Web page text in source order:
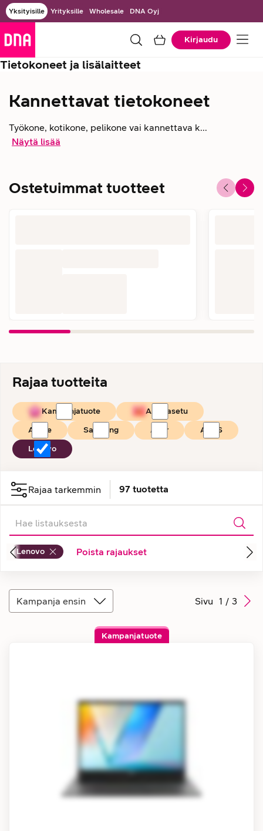
Yksityisille Yrityksille Wholesale DNA Oyj
Kirjaudu
Tietokoneet ja lisälaitteet
Kannettavat tietokoneet
Työkone, kotikone, pelikone vai kannettava k...
Näytä lisää
Ostetuimmat tuotteet
Rajaa tuotteita
Kampanjatuote
Asiakasetu
Apple
Samsung Acer
ASUS
Lenovo
Rajaa tarkemmin 97 tuotetta
Lenovo Poista rajaukset
Kampanja ensin Sivu 1 / 3
Kampanjatuote